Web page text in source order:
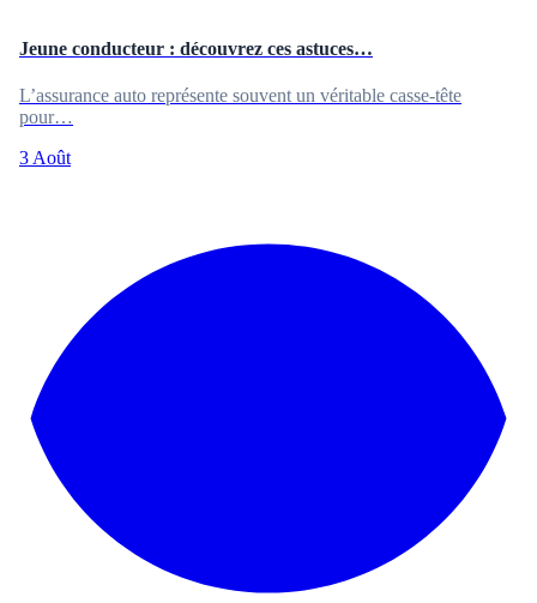
Jeune conducteur : découvrez ces astuces…
L’assurance auto représente souvent un véritable casse-tête
pour…
3 Août